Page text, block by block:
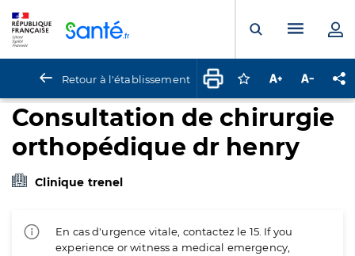
Ouvrir laMenu
Retour à l'établissement Connectez-vous
Augmenter la
Consultation de chirurgie
orthopédique dr henry
Clinique trenel
En cas d'urgence vitale, contactez le 15. If you
experience or witness a medical emergency,